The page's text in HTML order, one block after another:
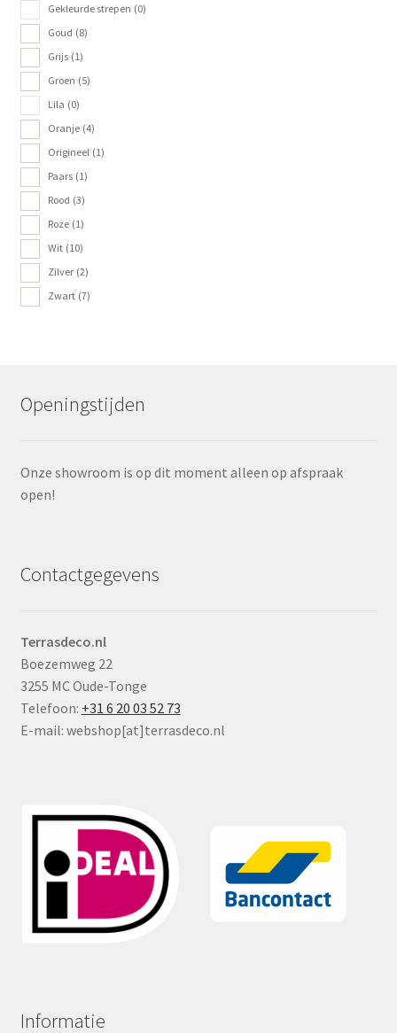
Gekleurde strepen (0)
Goud (8)
Grijs (1)
Groen (5)
Lila (0)
Oranje (4)
Origineel (1)
Paars (1)
Rood (3)
Roze (1)
Wit (10)
Zilver (2)
Zwart (7)
Openingstijden
Onze showroom is op dit moment alleen op afspraak
open!
Contactgegevens
Terrasdeco.nl
Boezemweg 22
3255 MC Oude-Tonge
Telefoon: +31 6 20 03 52 73
E-mail: webshop[at]terrasdeco.nl
Informatie